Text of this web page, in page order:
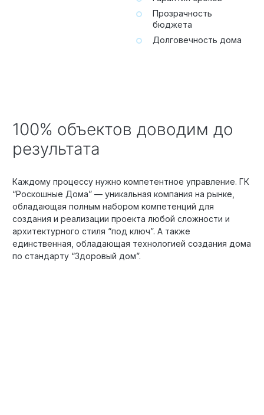
Прозрачность
бюджета
Долговечность дома
100% объектов доводим до
результата
Каждому процессу нужно компетентное управление. ГК
“Роскошные Дома” — уникальная компания на рынке,
обладающая полным набором компетенций для
создания и реализации проекта любой сложности и
архитектурного стиля “под ключ”. А также
единственная, обладающая технологией создания дома
по стандарту “Здоровый дом”.